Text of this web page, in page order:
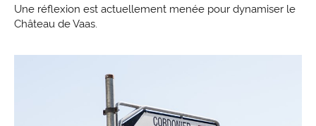
Une réflexion est actuellement menée pour dynamiser le
Château de Vaas.